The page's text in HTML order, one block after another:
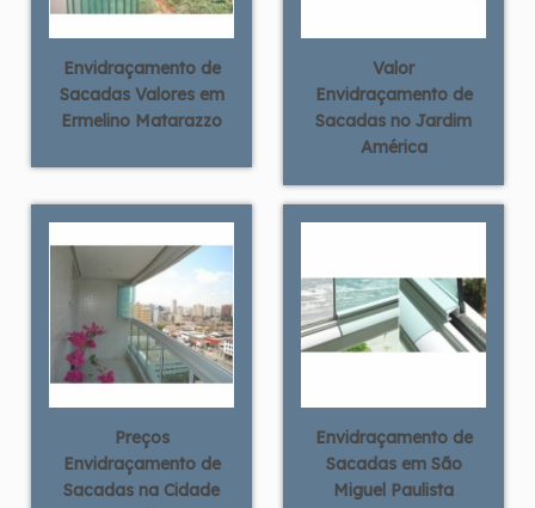
Envidraçamento de
Sacadas Valores em
Ermelino Matarazzo
Valor
Envidraçamento de
Sacadas no Jardim
América
Preços
Envidraçamento de
Sacadas na Cidade
Envidraçamento de
Sacadas em São
Miguel Paulista